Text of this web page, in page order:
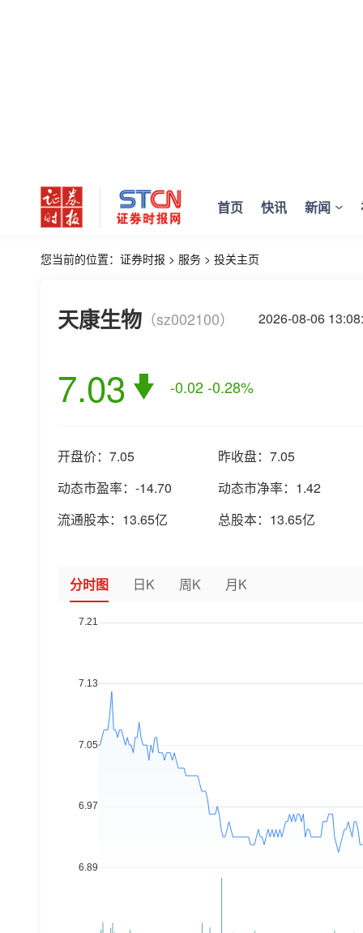
首页 快讯 新闻
您当前的位置： 证券时报 > 服务 > 投关主页
天康生物 （sz002100） 2026-08-06
7.03 -0.02-0.28%
开盘价： 7.05 昨收盘： 7.05
动态市盈率： -14.70 动态市净率： 1.42
流通股本： 13.65亿 总股本： 13.65亿
分时图 日K 周K 月K